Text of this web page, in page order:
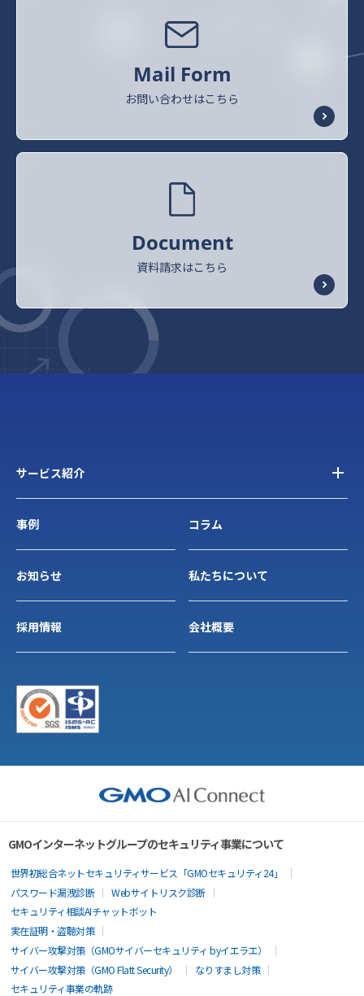
Mail Form
お問い合わせはこちら
Document
資料請求はこちら
サービス紹介
事例 コラム
お知らせ 私たちについて
採用情報 会社概要
GMOインターネットグループのセキュリティ事業について
世界初総合ネットセキュリティサービス「GMOセキュリティ24」
パスワード漏洩診断
Webサイトリスク診断
セキュリティ相談AIチャットボット
実在証明・盗聴対策
サイバー攻撃対策（GMOサイバーセキュリティ byイエラエ）
サイバー攻撃対策（GMO Flatt Security）
なりすまし対策
セキュリティ事業の軌跡